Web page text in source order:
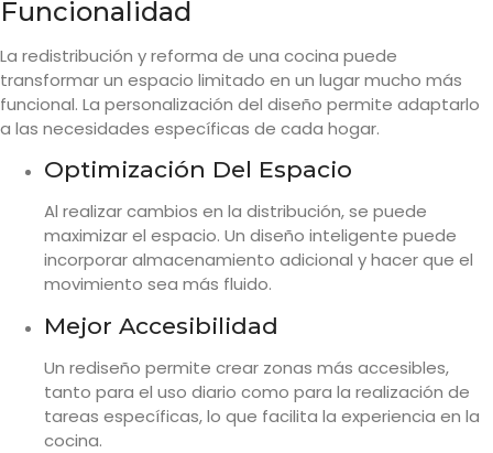
Funcionalidad
La redistribución y reforma de una cocina puede
transformar un espacio limitado en un lugar mucho más
funcional. La personalización del diseño permite adaptarlo
a las necesidades específicas de cada hogar.
Optimización Del Espacio
Al realizar cambios en la distribución, se puede
maximizar el espacio. Un diseño inteligente puede
incorporar almacenamiento adicional y hacer que el
movimiento sea más fluido.
Mejor Accesibilidad
Un rediseño permite crear zonas más accesibles,
tanto para el uso diario como para la realización de
tareas específicas, lo que facilita la experiencia en la
cocina.